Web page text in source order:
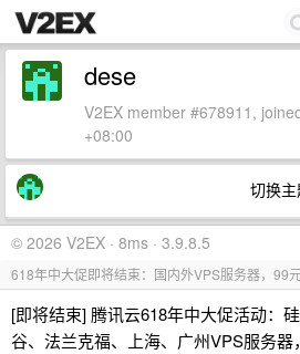
dese
V2EX member #678911,
+08:00
切换
© 2026 V2EX · 8ms · 3.9.8.5
618年中大促即将结束：国内外VPS服务器，99
[即将结束] 腾讯云618年中大促活动：
谷、法兰克福、上海、广州VPS服务